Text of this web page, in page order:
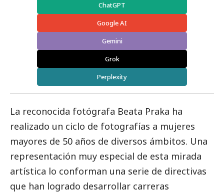
ChatGPT
Google AI
Gemini
Grok
Perplexity
La reconocida fotógrafa Beata Praka ha
realizado un ciclo de fotografías a mujeres
mayores de 50 años de diversos ámbitos. Una
representación muy especial de esta mirada
artística lo conforman una serie de directivas
que han logrado desarrollar carreras